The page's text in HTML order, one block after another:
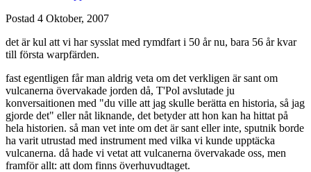
Postad 4 Oktober, 2007
det är kul att vi har sysslat med rymdfart i 50 år nu, bara 56 år kvar
till första warpfärden.
fast egentligen får man aldrig veta om det verkligen är sant om
vulcanerna övervakade jorden då, T'Pol avslutade ju
konversaitionen med "du ville att jag skulle berätta en historia, så jag
gjorde det" eller nåt liknande, det betyder att hon kan ha hittat på
hela historien. så man vet inte om det är sant eller inte, sputnik borde
ha varit utrustad med instrument med vilka vi kunde upptäcka
vulcanerna. då hade vi vetat att vulcanerna övervakade oss, men
framför allt: att dom finns överhuvudtaget.